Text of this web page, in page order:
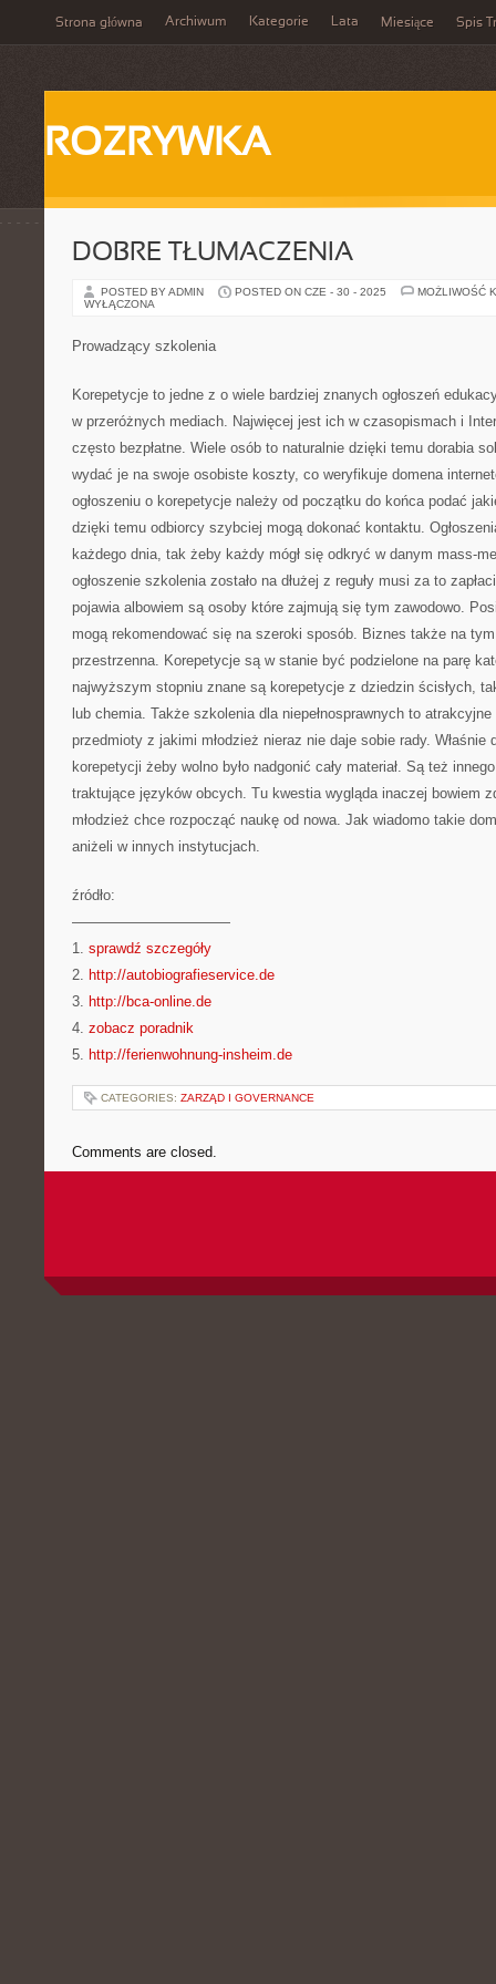
Strona główna Archiwum Kategorie Lata Miesiące Spis
ROZRYWKA
DOBRE TŁUMACZENIA
POSTED BY ADMIN POSTED ON CZE - 30 - 2025
MOŻLIWOŚĆ
WYŁĄCZONA
Prowadzący szkolenia
Korepetycje to jedne z o wiele bardziej znanych ogłoszeń
w przeróżnych mediach. Najwięcej jest ich w czasopismach i
często bezpłatne. Wiele osób to naturalnie dzięki temu dorabia
wydać je na swoje osobiste koszty, co weryfikuje domena
ogłoszeniu o korepetycje należy od początku do końca podać
dzięki temu odbiorcy szybciej mogą dokonać kontaktu.
każdego dnia, tak żeby każdy mógł się odkryć w danym mass-
ogłoszenie szkolenia zostało na dłużej z reguły musi za to
pojawia albowiem są osoby które zajmują się tym zawodowo.
mogą rekomendować się na szeroki sposób. Biznes także na
przestrzenna. Korepetycje są w stanie być podzielone na parę
najwyższym stopniu znane są korepetycje z dziedzin ścisłych,
lub chemia. Także szkolenia dla niepełnosprawnych to
przedmioty z jakimi młodzież nieraz nie daje sobie rady. Właśnie
korepetycji żeby wolno było nadgonić cały materiał. Są też
traktujące języków obcych. Tu kwestia wygląda inaczej bowiem
młodzież chce rozpocząć naukę od nowa. Jak wiadomo takie
aniżeli w innych instytucjach.
źródło:
———————————
1. sprawdź szczegóły
2. http://autobiografieservice.de
3. http://bca-online.de
4. zobacz poradnik
5. http://ferienwohnung-insheim.de
CATEGORIES: ZARZĄD I GOVERNANCE
Comments are closed.